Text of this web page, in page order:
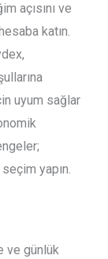
açısını ve
katın.
uyum sağlar
yapın.
ve günlük